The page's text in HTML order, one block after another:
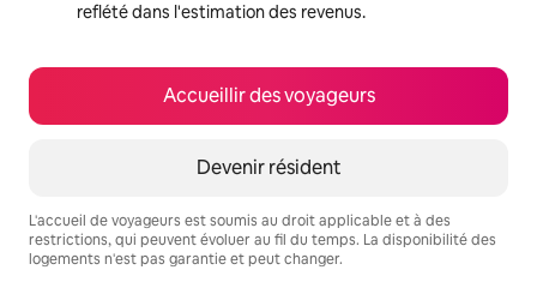
reflété dans l'estimation des revenus.
Accueillir des voyageurs
Devenir résident
L'accueil de voyageurs est soumis au droit applicable et à des
restrictions, qui peuvent évoluer au fil du temps. La disponibilité des
logements n'est pas garantie et peut changer.